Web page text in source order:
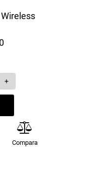
Compara